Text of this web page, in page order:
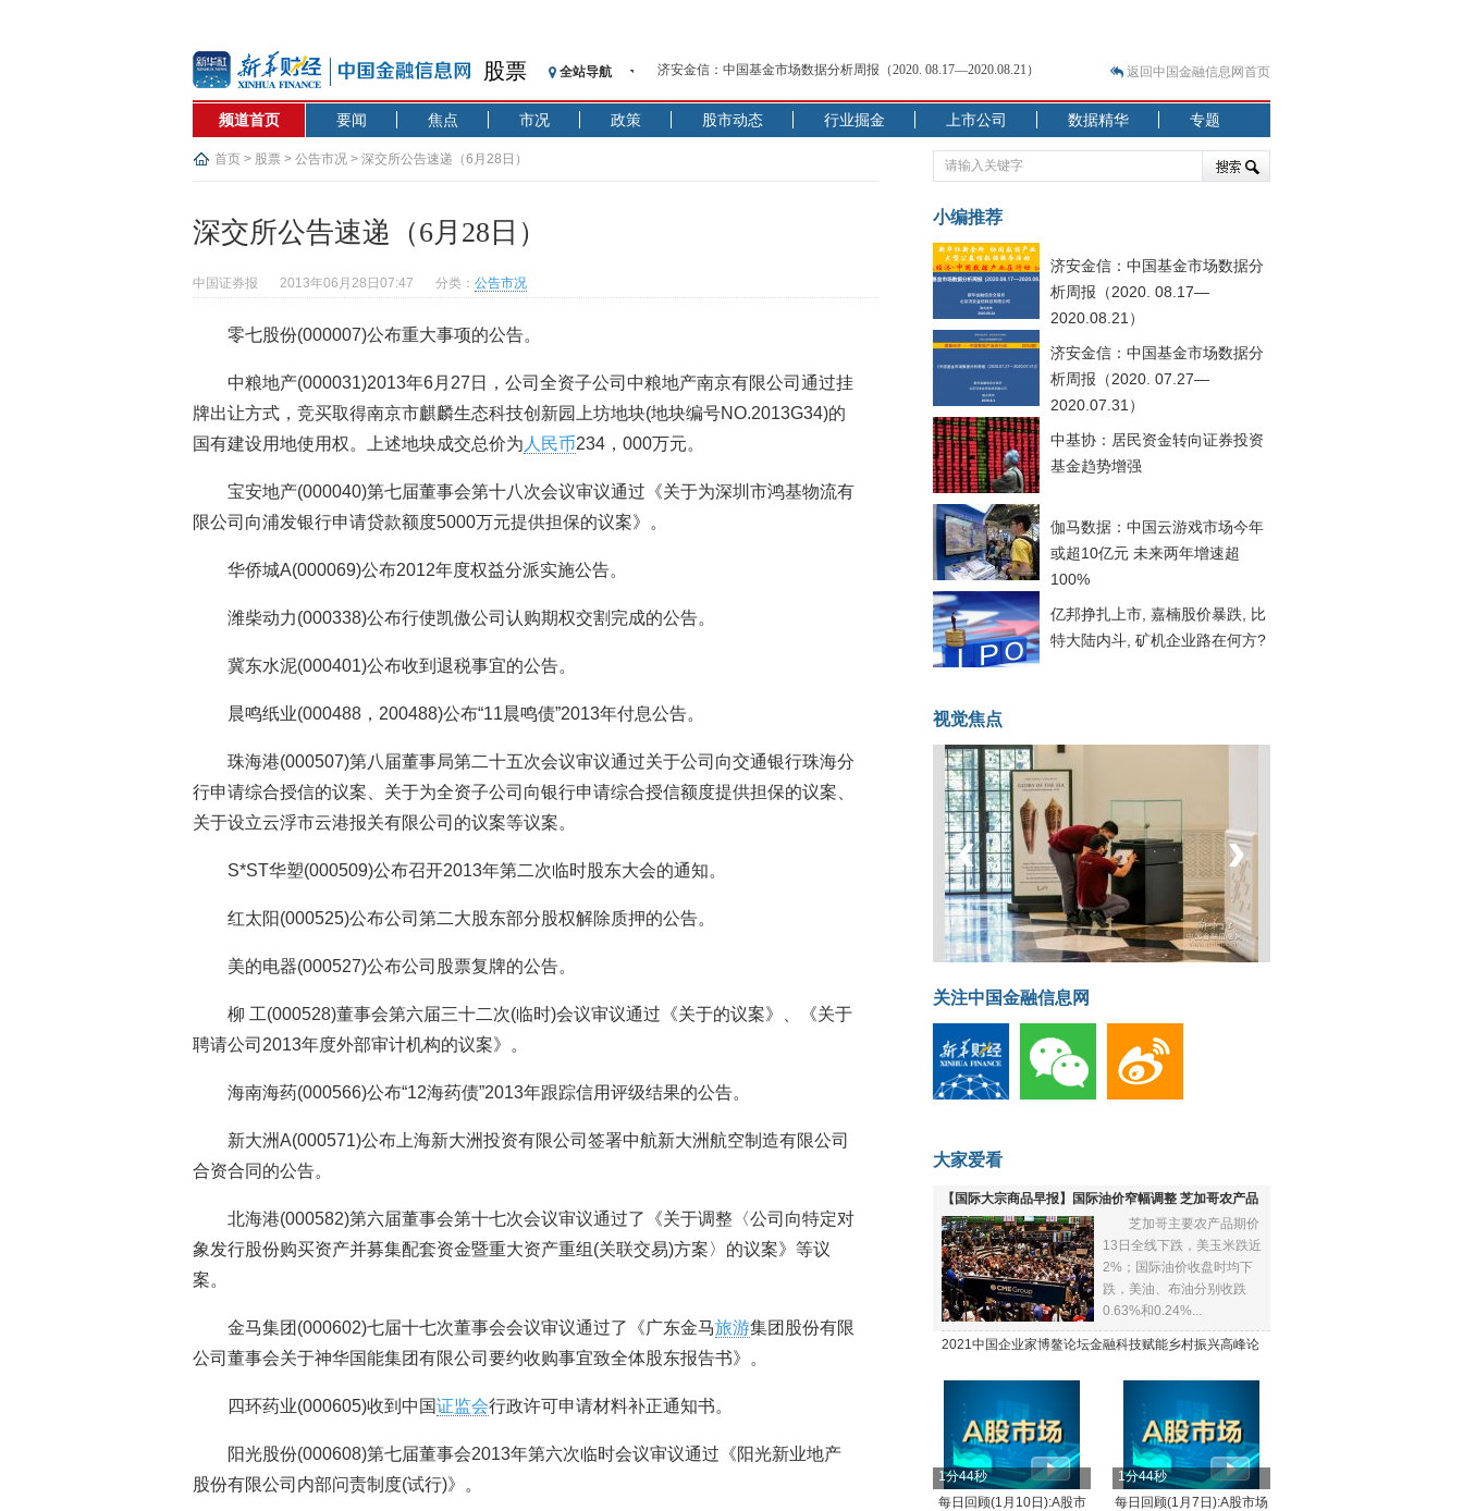
股票 全站导航
【见·闻】疫情下，新加坡旅游业步履维艰
记者手记：疫情下的香港零售业如何浴火重生？
【见·闻】疫情下一家香港传统零售商的转型突围之旅
济安金信：中国基金市场数据分析周报（2020. 07.27—2020.07.31）
【新华财经调查】同业存单、结构性存款玩起“跷跷板” 结构性失衡藏
央行公开市场净投放300亿元 短端资金利率明显下行
基本面及股市双轮冲击 债市回调十年期债表现最弱
沥青期货连续两日涨逾3% 沪银及两粕涨势喜人
恒生聚源：北斗收官之星发射成功，全产业链解析
返回中国金融信息网首页
频道首页 要闻 焦点 市况 政策 股市动态 行业掘金 上市公司 数据精华 专题
首页 > 股票 > 公告市况 > 深交所公告速递（6月28日）
深交所公告速递（6月28日）
中国证券报 2013年06月28日07:47 分类： 公告市况
零七股份(000007)公布重大事项的公告。
中粮地产(000031)2013年6月27日，公司全资子公司中粮地产南京有限公司通过挂
牌出让方式，竞买取得南京市麒麟生态科技创新园上坊地块(地块编号NO.2013G34)的
国有建设用地使用权。上述地块成交总价为 人民币234，000万元。
宝安地产(000040)第七届董事会第十八次会议审议通过《关于为深圳市鸿基物流有
限公司向浦发银行申请贷款额度5000万元提供担保的议案》。
华侨城A(000069)公布2012年度权益分派实施公告。
潍柴动力(000338)公布行使凯傲公司认购期权交割完成的公告。
冀东水泥(000401)公布收到退税事宜的公告。
晨鸣纸业(000488，200488)公布“11晨鸣债”2013年付息公告。
珠海港(000507)第八届董事局第二十五次会议审议通过关于公司向交通银行珠海分
行申请综合授信的议案、关于为全资子公司向银行申请综合授信额度提供担保的议案、
关于设立云浮市云港报关有限公司的议案等议案。
S*ST华塑(000509)公布召开2013年第二次临时股东大会的通知。
红太阳(000525)公布公司第二大股东部分股权解除质押的公告。
美的电器(000527)公布公司股票复牌的公告。
柳 工(000528)董事会第六届三十二次(临时)会议审议通过《关于的议案》、《关于
聘请公司2013年度外部审计机构的议案》。
海南海药(000566)公布“12海药债”2013年跟踪信用评级结果的公告。
新大洲A(000571)公布上海新大洲投资有限公司签署中航新大洲航空制造有限公司
合资合同的公告。
北海港(000582)第六届董事会第十七次会议审议通过了《关于调整〈公司向特定对
象发行股份购买资产并募集配套资金暨重大资产重组(关联交易)方案〉的议案》等议
案。
金马集团(000602)七届十七次董事会会议审议通过了《广东金马旅游集团股份有限
公司董事会关于神华国能集团有限公司要约收购事宜致全体股东报告书》。
四环药业(000605)收到中国证监会行政许可申请材料补正通知书。
阳光股份(000608)第七届董事会2013年第六次临时会议审议通过《阳光新业地产
股份有限公司内部问责制度(试行)》。
小编推荐
济安金信：中国基金市场数据分
析周报（2020. 08.17—
2020.08.21）
济安金信：中国基金市场数据分
析周报（2020. 07.27—
2020.07.31）
中基协：居民资金转向证券投资
基金趋势增强
伽马数据：中国云游戏市场今年
或超10亿元 未来两年增速超
100%
亿邦挣扎上市, 嘉楠股价暴跌, 比
特大陆内斗, 矿机企业路在何方?
视觉焦点
坐上火车看老挝
‹ ›
关注中国金融信息网
大家爱看
【国际大宗商品早报】国际油价窄幅调整 芝加哥农产品
全线下跌
芝加哥主要农产品期价
13日全线下跌，美玉米跌近
2%；国际油价收盘时均下
跌，美油、布油分别收跌
0.63%和0.24%...
2021中国企业家博鳌论坛金融科技赋能乡村振兴高峰论
1分44秒
每日回顾(1月10日):A股市
1分44秒
每日回顾(1月7日):A股市场